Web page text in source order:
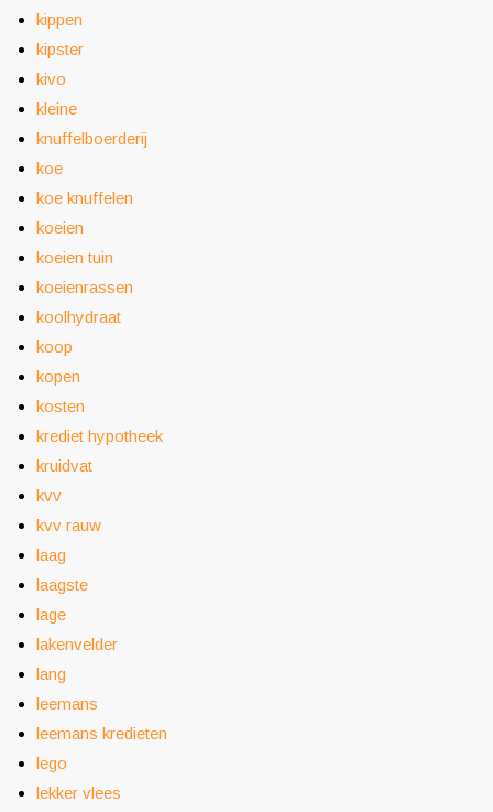
kippen
kipster
kivo
kleine
knuffelboerderij
koe
koe knuffelen
koeien
koeien tuin
koeienrassen
koolhydraat
koop
kopen
kosten
krediet hypotheek
kruidvat
kvv
kvv rauw
laag
laagste
lage
lakenvelder
lang
leemans
leemans kredieten
lego
lekker vlees